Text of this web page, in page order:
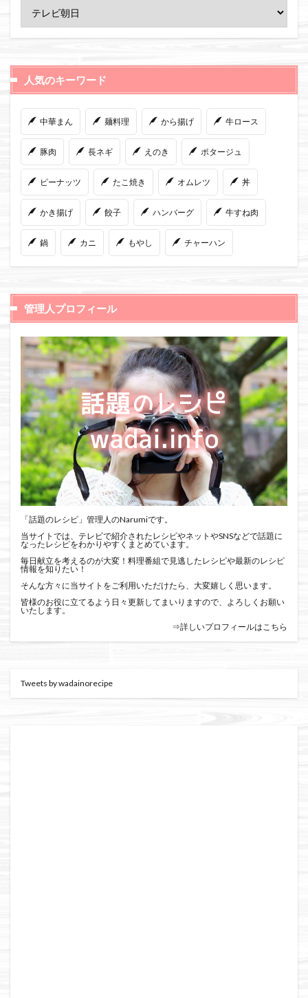
人気のキーワード
中華まん 麺料理 から揚げ 牛ロース
豚肉 長ネギ えのき ポタージュ
ピーナッツ たこ焼き オムレツ 丼
かき揚げ 餃子 ハンバーグ 牛すね肉
鍋 カニ もやし チャーハン
管理人プロフィール
「話題のレシピ」管理人のNarumiです。
当サイトでは、テレビで紹介されたレシピやネットやSNSなどで話題に
なったレシピをわかりやすくまとめています。
毎日献立を考えるのが大変！料理番組で見逃したレシピや最新のレシピ
情報を知りたい！
そんな方々に当サイトをご利用いただけたら、大変嬉しく思います。
皆様のお役に立てるよう日々更新してまいりますので、よろしくお願い
いたします。
⇒詳しいプロフィールはこちら
Tweets by wadainorecipe